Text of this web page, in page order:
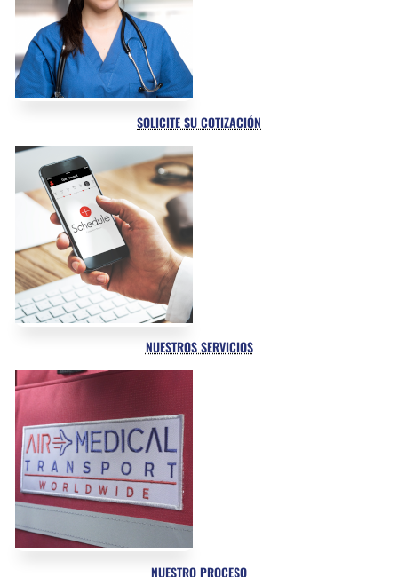
SOLICITE SU COTIZACIÓN
NUESTROS SERVICIOS
NUESTRO PROCESO